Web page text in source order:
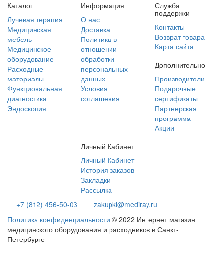
Каталог
Лучевая терапия
Медицинская
мебель
Медицинское
оборудование
Расходные
материалы
Функциональная
диагностика
Эндоскопия
Информация
О нас
Доставка
Политика в
отношении
обработки
персональных
данных
Условия
соглашения
Служба
поддержки
Контакты
Возврат товара
Карта сайта
Дополнительно
Производители
Подарочные
сертификаты
Партнерская
программа
Акции
Личный Кабинет
Личный Кабинет
История заказов
Закладки
Рассылка
+7 (812) 456-50-03
zakupki@mediray.ru
Политика конфиденциальности © 2022 Интернет магазин
медицинского оборудования и расходников в Санкт-
Петербурге